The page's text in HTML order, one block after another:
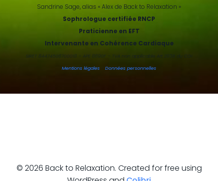
Sandrine Sage, alias « Alex de Back to Relaxation »
Sophrologue certifiée RNCP
Praticienne en EFT
Intervenante en Cohérence Cardiaque
SIRET 84474506700018 – APE 8690F – TVA non applicable Art 293B du CGI
Mentions légales
Données personnelles
© 2026 Back to Relaxation. Created for free using